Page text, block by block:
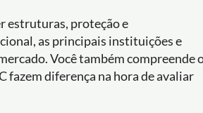
estruturas, proteção e
as principais instituições e
Você também compreende
fazem diferença na hora de avaliar